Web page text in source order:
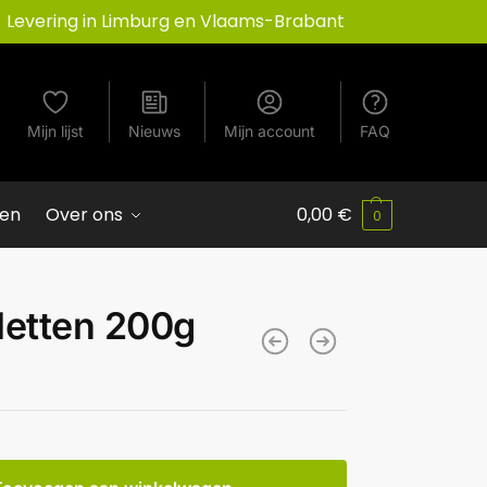
Levering in Limburg en Vlaams-Brabant
Mijn lijst Nieuws Mijn account FAQ
Over ons 0,00 € 0
200g